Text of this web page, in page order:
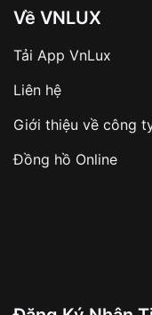
sản phẩm
hàng
Số tiền còn
✔️ Đảm bảo
✔️ Hạn chế
Về VNLUX
Tải App VnLux
Liên hệ
Giới thiệu về công
Đồng hồ Online